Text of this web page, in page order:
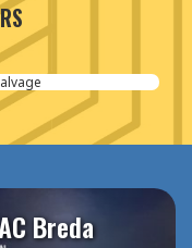
der Poel
Breda